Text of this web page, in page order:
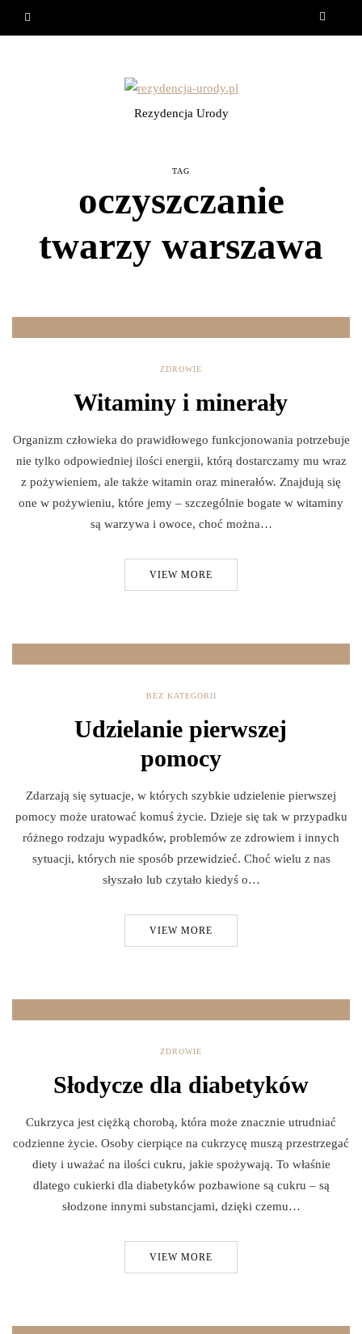
Rezydencja Urody
TAG
oczyszczanie
twarzy warszawa
ZDROWIE
Witaminy i minerały
Organizm człowieka do prawidłowego funkcjonowania potrzebuje
nie tylko odpowiedniej ilości energii, którą dostarczamy mu wraz
z pożywieniem, ale także witamin oraz minerałów. Znajdują się
one w pożywieniu, które jemy – szczególnie bogate w witaminy
są warzywa i owoce, choć można…
VIEW MORE
BEZ KATEGORII
Udzielanie pierwszej
pomocy
Zdarzają się sytuacje, w których szybkie udzielenie pierwszej
pomocy może uratować komuś życie. Dzieje się tak w przypadku
różnego rodzaju wypadków, problemów ze zdrowiem i innych
sytuacji, których nie sposób przewidzieć. Choć wielu z nas
słyszało lub czytało kiedyś o…
VIEW MORE
ZDROWIE
Słodycze dla diabetyków
Cukrzyca jest ciężką chorobą, która może znacznie utrudniać
codzienne życie. Osoby cierpiące na cukrzycę muszą przestrzegać
diety i uważać na ilości cukru, jakie spożywają. To właśnie
dlatego cukierki dla diabetyków pozbawione są cukru – są
słodzone innymi substancjami, dzięki czemu…
VIEW MORE